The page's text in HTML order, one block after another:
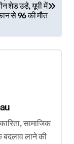
शेड उडे़, यूपी में
से 96 की मौत
सामाजिक
बदलाव लाने की